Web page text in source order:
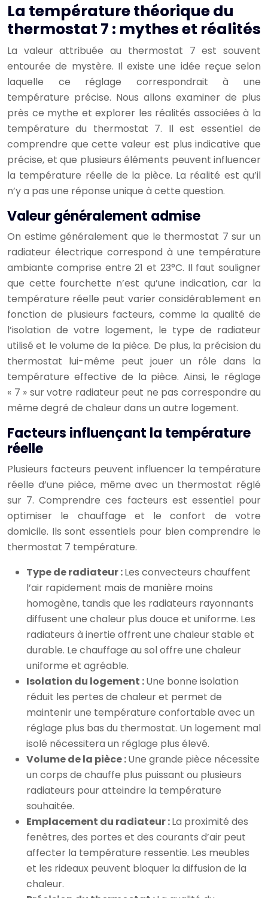
La température théorique du
thermostat 7 : mythes et réalités
La valeur attribuée au thermostat 7 est souvent
entourée de mystère. Il existe une idée reçue selon
laquelle ce réglage correspondrait à une
température précise. Nous allons examiner de plus
près ce mythe et explorer les réalités associées à la
température du thermostat 7. Il est essentiel de
comprendre que cette valeur est plus indicative que
précise, et que plusieurs éléments peuvent influencer
la température réelle de la pièce. La réalité est qu’il
n’y a pas une réponse unique à cette question.
Valeur généralement admise
On estime généralement que le thermostat 7 sur un
radiateur électrique correspond à une température
ambiante comprise entre 21 et 23°C. Il faut souligner
que cette fourchette n’est qu’une indication, car la
température réelle peut varier considérablement en
fonction de plusieurs facteurs, comme la qualité de
l’isolation de votre logement, le type de radiateur
utilisé et le volume de la pièce. De plus, la précision du
thermostat lui-même peut jouer un rôle dans la
température effective de la pièce. Ainsi, le réglage
« 7 » sur votre radiateur peut ne pas correspondre au
même degré de chaleur dans un autre logement.
Facteurs influençant la température
réelle
Plusieurs facteurs peuvent influencer la température
réelle d’une pièce, même avec un thermostat réglé
sur 7. Comprendre ces facteurs est essentiel pour
optimiser le chauffage et le confort de votre
domicile. Ils sont essentiels pour bien comprendre le
thermostat 7 température.
Type de radiateur :Les convecteurs chauffent
l’air rapidement mais de manière moins
homogène, tandis que les radiateurs rayonnants
diffusent une chaleur plus douce et uniforme. Les
radiateurs à inertie offrent une chaleur stable et
durable. Le chauffage au sol offre une chaleur
uniforme et agréable.
Isolation du logement :Une bonne isolation
réduit les pertes de chaleur et permet de
maintenir une température confortable avec un
réglage plus bas du thermostat. Un logement mal
isolé nécessitera un réglage plus élevé.
Volume de la pièce :Une grande pièce nécessite
un corps de chauffe plus puissant ou plusieurs
radiateurs pour atteindre la température
souhaitée.
Emplacement du radiateur :La proximité des
fenêtres, des portes et des courants d’air peut
affecter la température ressentie. Les meubles
et les rideaux peuvent bloquer la diffusion de la
chaleur.